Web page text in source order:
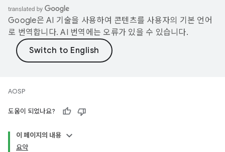
Google은 AI 기술을 사용하여 콘텐츠를 사용자의 기본 언어
로 번역합니다. AI 번역에는 오류가 있을 수 있습니다.
AOSP
도움이 되었나요?
이 페이지의 내용
요약